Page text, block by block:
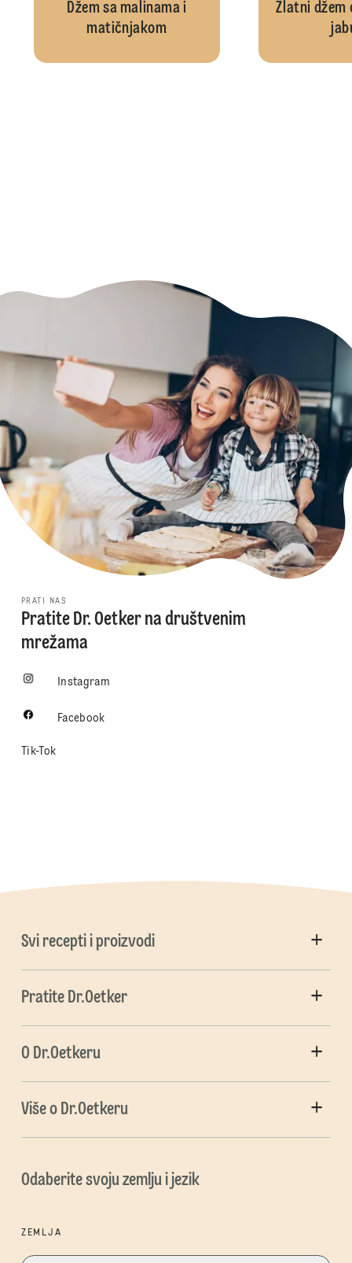
Džem sa malinama i
matičnjakom
Zlatni džem
PRATI NAS
Pratite Dr. Oetker na društvenim
mrežama
Instagram
Facebook
Tik-Tok
Svi recepti i proizvodi
Pratite Dr.Oetker
O Dr.Oetkeru
Više o Dr.Oetkeru
Odaberite svoju zemlju i jezik
ZEMLJA